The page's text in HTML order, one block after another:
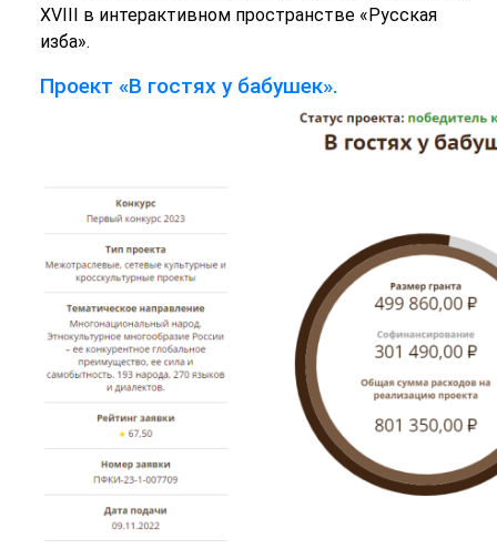
XVIII в интерактивном пространстве «Русская
изба».
Проект «В гостях у бабушек».